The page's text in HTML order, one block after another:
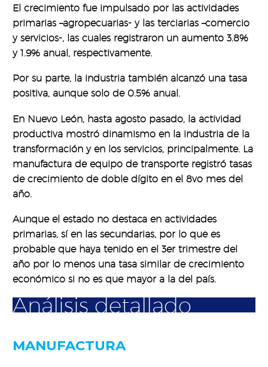
El crecimiento fue impulsado por las actividades
primarias –agropecuarias- y las terciarias –comercio
y servicios-, las cuales registraron un aumento 3.8%
y 1.9% anual, respectivamente.
Por su parte, la industria también alcanzó una tasa
positiva, aunque solo de 0.5% anual.
En Nuevo León, hasta agosto pasado, la actividad
productiva mostró dinamismo en la industria de la
transformación y en los servicios, principalmente. La
manufactura de equipo de transporte registró tasas
de crecimiento de doble dígito en el 8vo mes del
año.
Aunque el estado no destaca en actividades
primarias, sí en las secundarias, por lo que es
probable que haya tenido en el 3er trimestre del
año por lo menos una tasa similar de crecimiento
económico si no es que mayor a la del país.
Análisis detallado
MANUFACTURA